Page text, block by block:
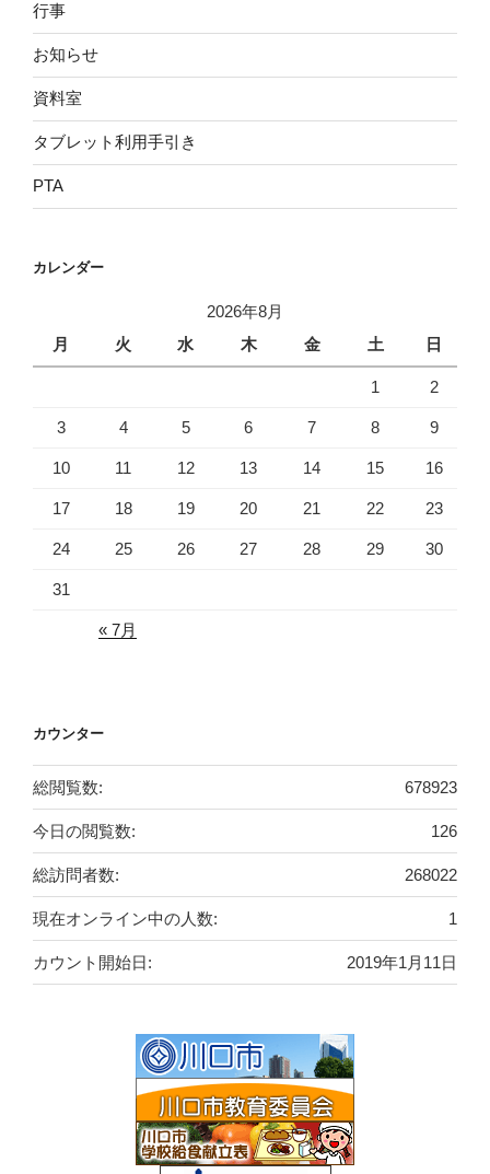
行事
お知らせ
資料室
タブレット利用手引き
PTA
カレンダー
2026年8月
月
火 水 木 金 土 日
1 2
3 4 5 6 7 8 9
10 11 12 13 14 15 16
17 18 19 20 21 22 23
24 25 26 27 28 29 30
31
« 7月
カウンター
678923
総閲覧数:
126
今日の閲覧数:
268022
総訪問者数:
1
現在オンライン中の人数:
2019年1月11日
カウント開始日: